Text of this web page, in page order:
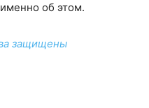
об этом.
защищены